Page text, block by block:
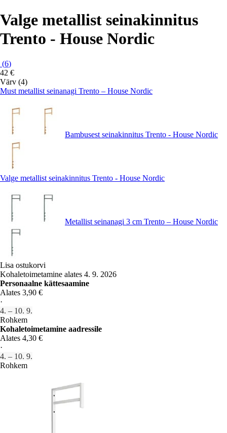
Valge metallist seinakinnitus
Trento - House Nordic
(6)
42 €
Värv (4)
Must metallist seinanagi Trento – House Nordic
Bambusest seinakinnitus Trento - House Nordic
Valge metallist seinakinnitus Trento - House Nordic
Metallist seinanagi 3 cm Trento – House Nordic
Lisa ostukorvi
Kohaletoimetamine alates 4. 9. 2026
Personaalne kättesaamine
Alates 3,90 €
·
4. – 10. 9.
Rohkem
Kohaletoimetamine aadressile
Alates 4,30 €
·
4. – 10. 9.
Rohkem